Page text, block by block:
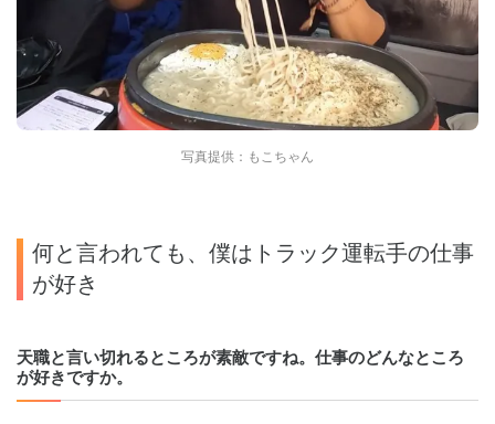
写真提供：もこちゃん
何と言われても、僕はトラック運転手の仕事
が好き
天職と言い切れるところが素敵ですね。仕事のどんなところ
が好きですか。